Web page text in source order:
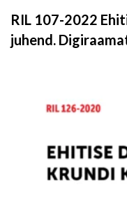
RIL 107-2022
juhend.